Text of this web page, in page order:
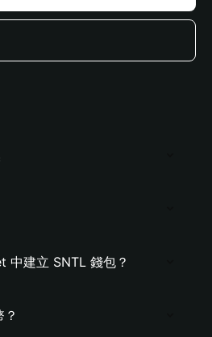
中建立 SNTL 錢包？